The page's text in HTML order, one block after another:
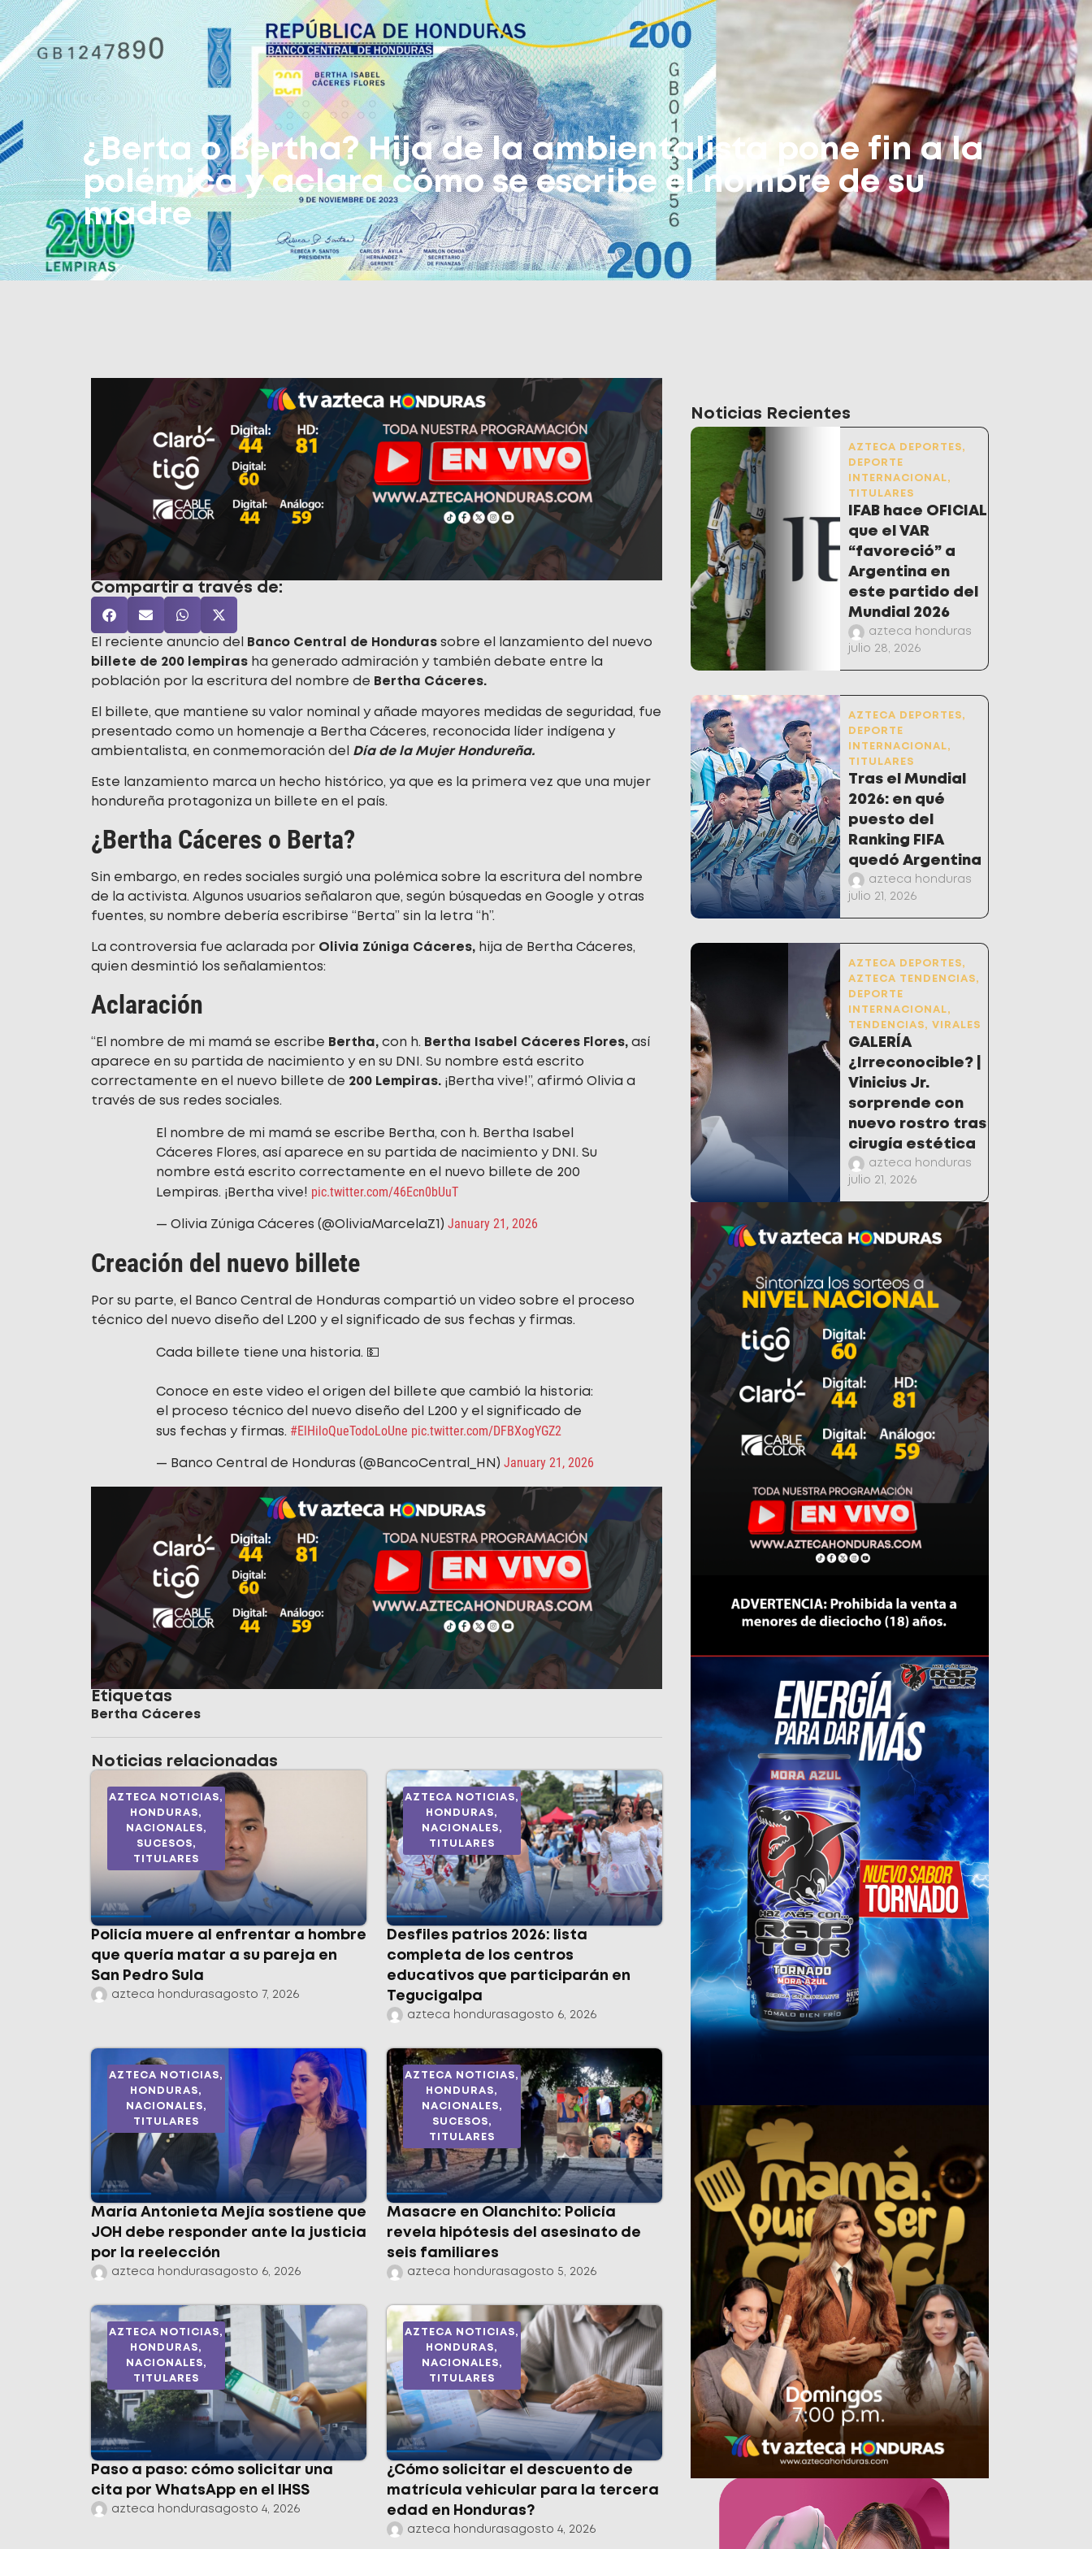
¿Berta o Bertha? Hija de la ambientalista pone fin a la
polémica y aclara cómo se escribe el nombre de su
madre
Compartir a través de:
El reciente anuncio del Banco Central de Honduras sobre el lanzamiento del nuevo
billete de 200 lempiras ha generado admiración y también debate entre la
población por la escritura del nombre de Bertha Cáceres.
El billete, que mantiene su valor nominal y añade mayores medidas de seguridad, fue
presentado como un homenaje a Bertha Cáceres, reconocida líder indígena y
ambientalista, en conmemoración del
Día de la Mujer Hondureña.
Este lanzamiento marca un hecho histórico, ya que es la primera vez que una mujer
hondureña protagoniza un billete en el país.
¿Bertha Cáceres o Berta?
Sin embargo, en redes sociales surgió una polémica sobre la escritura del nombre
de la activista. Algunos usuarios señalaron que, según búsquedas en Google y otras
fuentes, su nombre debería escribirse “Berta” sin la letra “h”.
La controversia fue aclarada por Olivia Zúniga Cáceres, hija de Bertha Cáceres,
quien desmintió los señalamientos:
Aclaración
“El nombre de mi mamá se escribe Bertha, con h. Bertha Isabel Cáceres Flores, así
aparece en su partida de nacimiento y en su DNI. Su nombre está escrito
correctamente en el nuevo billete de 200 Lempiras. ¡Bertha vive!”, afirmó Olivia a
través de sus redes sociales.
El nombre de mi mamá se escribe Bertha, con h. Bertha Isabel
Cáceres Flores, así aparece en su partida de nacimiento y DNI. Su
nombre está escrito correctamente en el nuevo billete de 200
Lempiras. ¡Bertha vive! pic.twitter.com/46Ecn0bUuT
— Olivia Zúniga Cáceres (@OliviaMarcelaZ1) January 21, 2026
Creación del nuevo billete
Por su parte, el Banco Central de Honduras compartió un video sobre el proceso
técnico del nuevo diseño del L200 y el significado de sus fechas y firmas.
Cada billete tiene una historia. 💵
Conoce en este video el origen del billete que cambió la historia:
el proceso técnico del nuevo diseño del L200 y el significado de
sus fechas y firmas. #ElHiloQueTodoLoUne pic.twitter.com/DFBXogYGZ2
— Banco Central de Honduras (@BancoCentral_HN) January 21, 2026
Etiquetas
Bertha Cáceres
Noticias relacionadas
AZTECA NOTICIAS,
HONDURAS,
NACIONALES,
SUCESOS,
TITULARES
Policía muere al enfrentar a hombre
que quería matar a su pareja en
San Pedro Sula
azteca hondurasagosto 7, 2026
AZTECA NOTICIAS,
HONDURAS,
NACIONALES,
TITULARES
Desfiles patrios 2026: lista
completa de los centros
educativos que participarán en
Tegucigalpa
azteca hondurasagosto 6, 2026
AZTECA NOTICIAS,
HONDURAS,
NACIONALES,
TITULARES
María Antonieta Mejía sostiene que
JOH debe responder ante la justicia
por la reelección
azteca hondurasagosto 6, 2026
AZTECA NOTICIAS,
HONDURAS,
NACIONALES,
SUCESOS,
TITULARES
Masacre en Olanchito: Policía
revela hipótesis del asesinato de
seis familiares
azteca hondurasagosto 5, 2026
AZTECA NOTICIAS,
HONDURAS,
NACIONALES,
TITULARES
Paso a paso: cómo solicitar una
cita por WhatsApp en el IHSS
azteca hondurasagosto 4, 2026
AZTECA NOTICIAS,
HONDURAS,
NACIONALES,
TITULARES
¿Cómo solicitar el descuento de
matrícula vehicular para la tercera
edad en Honduras?
azteca hondurasagosto 4, 2026
Noticias Recientes
AZTECA DEPORTES,
DEPORTE
INTERNACIONAL,
TITULARES
IFAB hace OFICIAL
que el VAR
“favoreció” a
Argentina en
este partido del
Mundial 2026
azteca honduras
julio 28, 2026
AZTECA DEPORTES,
DEPORTE
INTERNACIONAL,
TITULARES
Tras el Mundial
2026: en qué
puesto del
Ranking FIFA
quedó Argentina
azteca honduras
julio 21, 2026
AZTECA DEPORTES,
AZTECA TENDENCIAS,
DEPORTE
INTERNACIONAL,
TENDENCIAS, VIRALES
GALERÍA
¿Irreconocible? |
Vinicius Jr.
sorprende con
nuevo rostro tras
cirugía estética
azteca honduras
julio 21, 2026